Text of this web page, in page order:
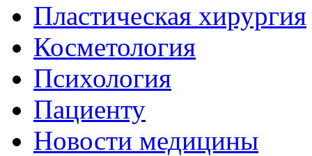
Пластическая хирургия
Косметология
Психология
Пациенту
Новости медицины